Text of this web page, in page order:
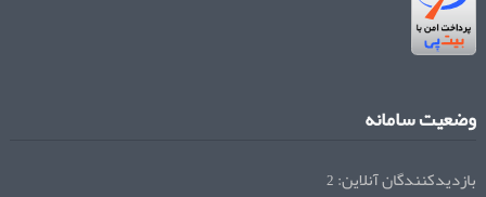
وضعیت سامانه
بازدیدکنندگان آنلاین:2